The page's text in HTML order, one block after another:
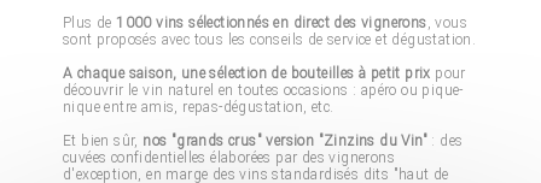
Plus de 1000 vins sélectionnés en direct des vignerons, vous
sont proposés avec tous les conseils de service et dégustation.
A chaque saison, une sélection de bouteilles à petit prix pour
découvrir le vin naturel en toutes occasions : apéro ou pique-
nique entre amis, repas-dégustation, etc.
Et bien sûr, nos "grands crus" version "Zinzins du Vin" : des
cuvées confidentielles élaborées par des vignerons
d'exception, en marge des vins standardisés dits "haut de